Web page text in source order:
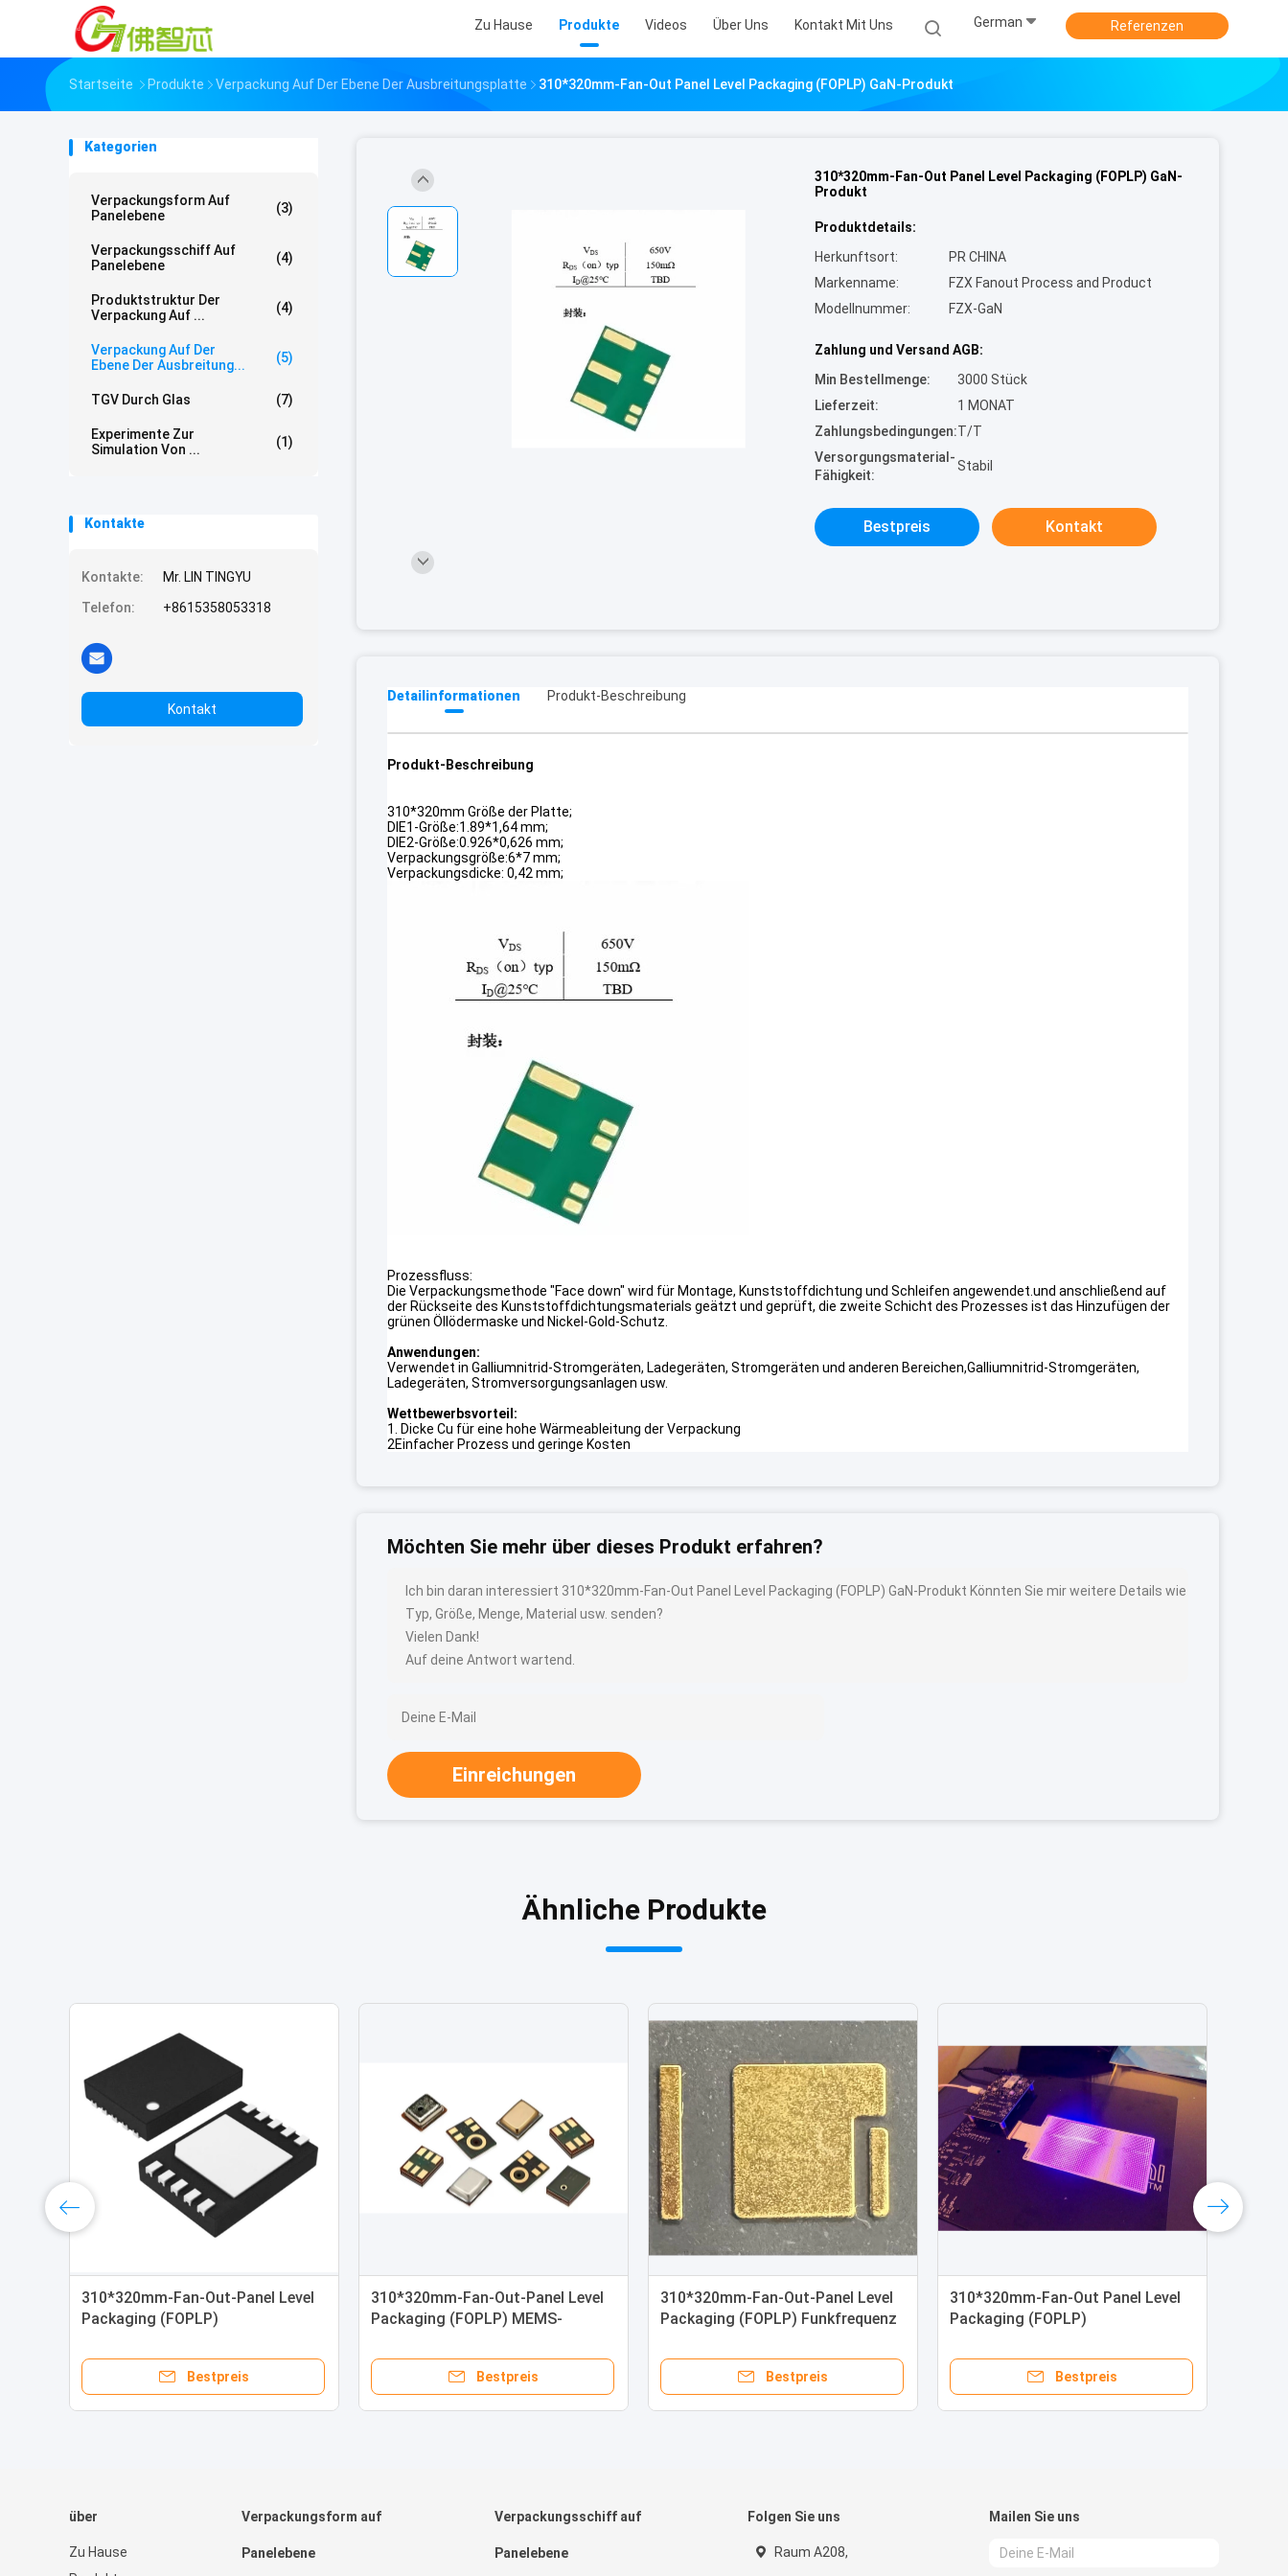
Zu Hause Produkte Videos Über Uns Kontakt Mit Uns German Referenzen
Startseite Produkte Verpackung Auf Der Ebene Der Ausbreitungsplatte 310*320mm-Fan-Out Panel Level Packaging (FOPLP) GaN-Produkt
Kategorien
Verpackungsform Auf
Panelebene
(3)
Verpackungsschiff Auf
Panelebene
(4)
Produktstruktur Der
Verpackung Auf ...
(4)
Verpackung Auf Der
Ebene Der Ausbreitung...
(5)
TGV Durch Glas (7)
Experimente Zur
Simulation Von ...
(1)
Kontakte
Kontakte:
Mr. LIN TINGYU
Telefon:
+8615358053318
Kontakt
310*320mm-Fan-Out Panel Level Packaging (FOPLP) GaN-
Produkt
Produktdetails:
Herkunftsort:
PR CHINA
Markenname:
FZX Fanout Process and Product
Modellnummer:
FZX-GaN
Zahlung und Versand AGB:
Min Bestellmenge:
3000 Stück
Lieferzeit:
1 MONAT
Zahlungsbedingungen:T/T
Versorgungsmaterial-
Fähigkeit:
Stabil
Bestpreis Kontakt
Detailinformationen Produkt-Beschreibung
Produkt-Beschreibung
310*320mm Größe der Platte;
DIE1-Größe:1.89*1,64 mm;
DIE2-Größe:0.926*0,626 mm;
Verpackungsgröße:6*7 mm;
Verpackungsdicke: 0,42 mm;
Prozessfluss:
Die Verpackungsmethode "Face down" wird für Montage, Kunststoffdichtung und Schleifen angewendet.und anschließend auf
der Rückseite des Kunststoffdichtungsmaterials geätzt und geprüft, die zweite Schicht des Prozesses ist das Hinzufügen der
grünen Öllödermaske und Nickel-Gold-Schutz.
Anwendungen:
Verwendet in Galliumnitrid-Stromgeräten, Ladegeräten, Stromgeräten und anderen Bereichen,Galliumnitrid-Stromgeräten,
Ladegeräten, Stromversorgungsanlagen usw.
Wettbewerbsvorteil:
1. Dicke Cu für eine hohe Wärmeableitung der Verpackung
2Einfacher Prozess und geringe Kosten
Möchten Sie mehr über dieses Produkt erfahren?
Ich bin daran interessiert 310*320mm-Fan-Out Panel Level Packaging (FOPLP) GaN-Produkt Könnten Sie mir weitere Details wie
Typ, Größe, Menge, Material usw. senden?
Vielen Dank!
Auf deine Antwort wartend.
Einreichungen
Ähnliche Produkte
310*320mm-Fan-Out-Panel Level
Packaging (FOPLP)
Bestpreis
310*320mm-Fan-Out-Panel Level
Packaging (FOPLP) MEMS-
Bestpreis
310*320mm-Fan-Out-Panel Level
Packaging (FOPLP) Funkfrequenz
Bestpreis
310*320mm-Fan-Out Panel Level
Packaging (FOPLP)
Bestpreis
über
Zu Hause
Verpackungsform auf
Panelebene
Verpackungsschiff auf
Panelebene
Folgen Sie uns
Raum A208,
Mailen Sie uns